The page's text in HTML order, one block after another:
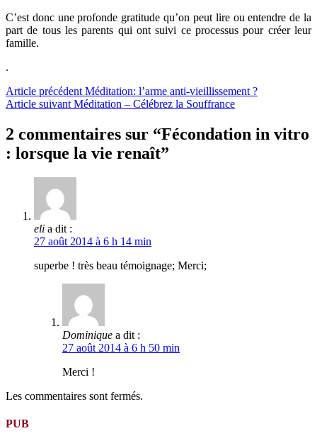
C’est donc une profonde gratitude qu’on peut lire ou entendre de la
part de tous les parents qui ont suivi ce processus pour créer leur
famille.
.
Lire
la
suite
Article précédent Méditation: l’arme anti-vieillissement ?
Article suivant Méditation – Célébrez la Souffrance
2 commentaires sur “Fécondation in vitro
: lorsque la vie renaît”
eli a dit :
27 août 2014 à 6 h 14 min
superbe ! très beau témoignage; Merci;
Dominique a dit :
27 août 2014 à 6 h 50 min
Merci !
Les commentaires sont fermés.
PUB